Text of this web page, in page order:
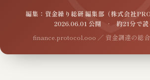
編集：資金繰り総研 編集部（株式会社
2026.06.01 公開 · 約21分で読
finance.protocol.ooo ／ 資金調達の総